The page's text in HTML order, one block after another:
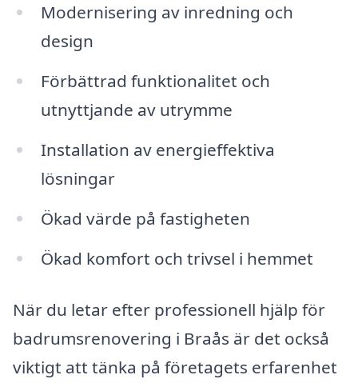
Modernisering av inredning och
design
Förbättrad funktionalitet och
utnyttjande av utrymme
Installation av energieffektiva
lösningar
Ökad värde på fastigheten
Ökad komfort och trivsel i hemmet
När du letar efter professionell hjälp för
badrumsrenovering i Braås är det också
viktigt att tänka på företagets erfarenhet